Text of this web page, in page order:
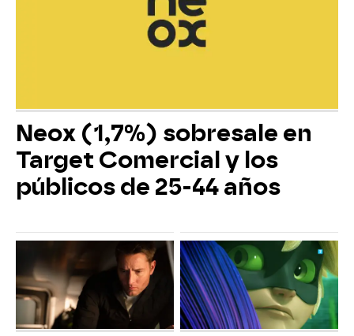
Neox (1,7%) sobresale en
Target Comercial y los
públicos de 25-44 años